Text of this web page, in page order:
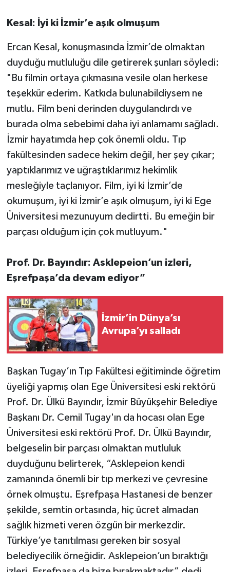
Kesal: İyi ki İzmir’e aşık olmuşum
Ercan Kesal, konuşmasında İzmir’de olmaktan
duyduğu mutluluğu dile getirerek şunları söyledi:
"Bu filmin ortaya çıkmasına vesile olan herkese
teşekkür ederim. Katkıda bulunabildiysem ne
mutlu. Film beni derinden duygulandırdı ve
burada olma sebebimi daha iyi anlamamı sağladı.
İzmir hayatımda hep çok önemli oldu. Tıp
fakültesinden sadece hekim değil, her şey çıkar;
yaptıklarımız ve uğraştıklarımız hekimlik
mesleğiyle taçlanıyor. Film, iyi ki İzmir’de
okumuşum, iyi ki İzmir’e aşık olmuşum, iyi ki Ege
Üniversitesi mezunuyum dedirtti. Bu emeğin bir
parçası olduğum için çok mutluyum."
Prof. Dr. Bayındır: Asklepeion’un izleri,
Eşrefpaşa’da devam ediyor”
İzmir’in Dünya’sı
Avrupa’yı salladı
Başkan Tugay’ın Tıp Fakültesi eğitiminde öğretim
üyeliği yapmış olan Ege Üniversitesi eski rektörü
Prof. Dr. Ülkü Bayındır, İzmir Büyükşehir Belediye
Başkanı Dr. Cemil Tugay'ın da hocası olan Ege
Üniversitesi eski rektörü Prof. Dr. Ülkü Bayındır,
belgeselin bir parçası olmaktan mutluluk
duyduğunu belirterek, “Asklepeion kendi
zamanında önemli bir tıp merkezi ve çevresine
örnek olmuştu. Eşrefpaşa Hastanesi de benzer
şekilde, semtin ortasında, hiç ücret almadan
sağlık hizmeti veren özgün bir merkezdir.
Türkiye’ye tanıtılması gereken bir sosyal
belediyecilik örneğidir. Asklepeion’un bıraktığı